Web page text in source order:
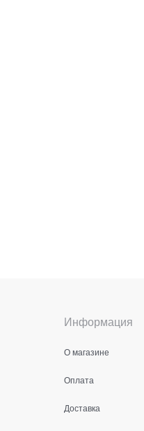
Информация
О магазине
Оплата
Доставка